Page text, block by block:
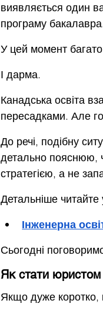
виявляється один
програму
У цей момент
І дарма.
Канадська освіта
пересадками. Але
До речі, подібну
детально пояснюю,
стратегією, а не
Детальніше
Інженерна
Сьогодні
Як стати юристом
Якщо дуже